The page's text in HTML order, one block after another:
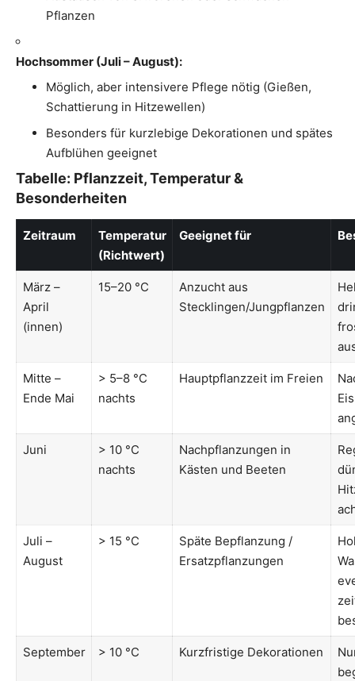
Pflanzen
Hochsommer (Juli – August):
Möglich, aber intensivere Pflege nötig (Gießen,
Schattierung in Hitzewellen)
Besonders für kurzlebige Dekorationen und spätes
Aufblühen geeignet
Tabelle: Pflanzzeit, Temperatur &
Besonderheiten
Zeitraum
Temperatur
(Richtwert)
Geeignet für
März –
April
(innen)
15–20 °C
Anzucht aus
Stecklingen/Jungpflanzen
Mitte –
Ende Mai
> 5–8 °C
nachts
Hauptpflanzzeit im Freien
Juni
> 10 °C
nachts
Nachpflanzungen in
Kästen und Beeten
Juli –
August
> 15 °C
Späte Bepflanzung /
Ersatzpflanzungen
September > 10 °C Kurzfristige Dekorationen